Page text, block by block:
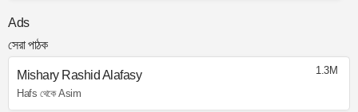
Ads
সেরা পাঠক
Mishary Rashid Alafasy
Hafs থেকে Asim
1.3M